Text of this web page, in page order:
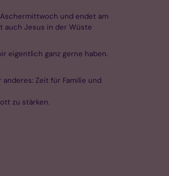
und endet am
auch Jesus in der Wüste
eigentlich ganz gerne haben.
Zeit für Familie und
zu stärken.